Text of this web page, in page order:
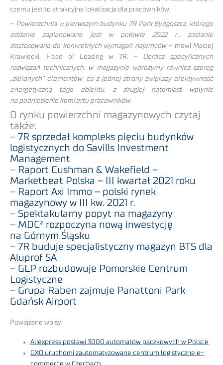
czemu jest to atrakcyjna lokalizacja dla pracowników.
– Powierzchnia w pierwszym budynku 7R Park Bydgoszcz, którego
oddanie zaplanowane jest w połowie 2022 r., zostanie
dostosowana do konkretnych wymagań najemców– mówi Maciej
Krawiecki, Head of Leasing w 7R. – Oprócz specyficznych
rozwiązań technicznych, w magazynie wdrożymy również szereg
„zielonych” elementów, co z jednej strony zwiększy efektywność
energetyczną tego obiektu, z drugiej natomiast wpłynie
na podniesienie komfortu pracowników.
O rynku powierzchni magazynowych czytaj
także:
– 7R sprzedał kompleks pięciu budynków
logistycznych do Savills Investment
Management
– Raport Cushman & Wakefield –
Marketbeat Polska – III kwartał 2021 roku
– Raport Axi Immo – polski rynek
magazynowy w III kw. 2021 r.
– Spektakularny popyt na magazyny
– MDC² rozpoczyna nową inwestycję
na Górnym Śląsku
– 7R buduje specjalistyczny magazyn BTS dla
Aluprof SA
– GLP rozbudowuje Pomorskie Centrum
Logistyczne
– Grupa Raben zajmuje Panattoni Park
Gdańsk Airport
Powiązane wpisy:
Aliexpress postawi 3000 automatów paczkowych w Polsce
GXO uruchomi zautomatyzowane centrum logistyczne e-